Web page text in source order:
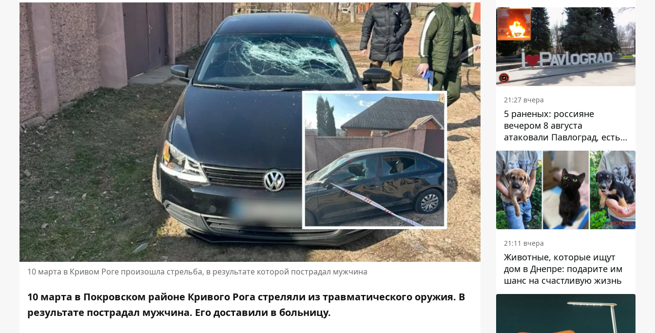
10 марта в Кривом Роге произошла стрельба, в результате которой пострадал мужчина
10 марта в Покровском районе Кривого Рога стреляли из травматического оружия. В
результате пострадал мужчина. Его доставили в больницу.
21:27 вчера
5 раненых: россияне
вечером 8 августа
атаковали Павлоград, есть
возгорание
21:11 вчера
Животные, которые ищут
дом в Днепре: подарите им
шанс на счастливую жизнь